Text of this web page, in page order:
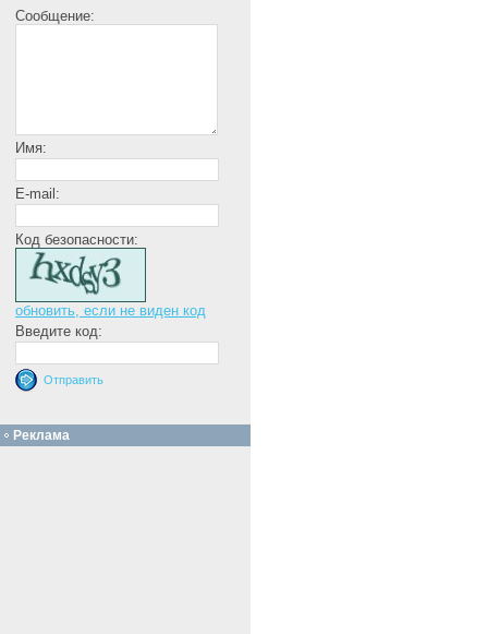
Сообщение:
Имя:
E-mail:
Код безопасности:
обновить, если не виден код
Введите код:
Реклама